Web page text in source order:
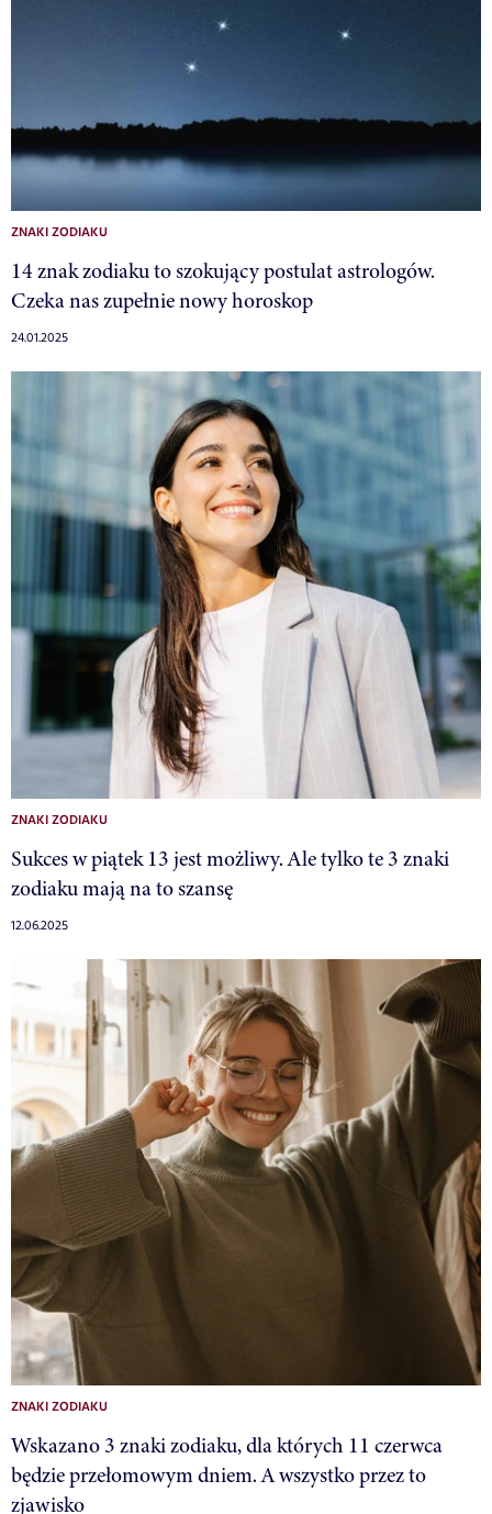
ZNAKI ZODIAKU
14 znak zodiaku to szokujący postulat astrologów.
Czeka nas zupełnie nowy horoskop
24.01.2025
ZNAKI ZODIAKU
Sukces w piątek 13 jest możliwy. Ale tylko te 3 znaki
zodiaku mają na to szansę
12.06.2025
ZNAKI ZODIAKU
Wskazano 3 znaki zodiaku, dla których 11 czerwca
będzie przełomowym dniem. A wszystko przez to
zjawisko